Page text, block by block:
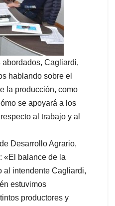
abordados, Cagliardi,
hablando sobre el
la producción, como
se apoyará a los
al trabajo y al
Desarrollo Agrario,
«El balance de la
al intendente Cagliardi,
estuvimos
productores y